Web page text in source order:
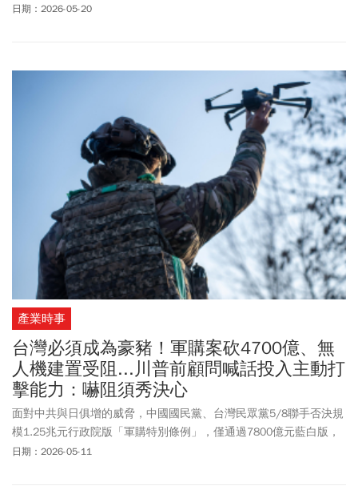
多元的產業動態。
日期：2026-05-20
產業時事
台灣必須成為豪豬！軍購案砍4700億、無
人機建置受阻...川普前顧問喊話投入主動打
擊能力：嚇阻須秀決心
面對中共與日俱增的威脅，中國國民黨、台灣民眾黨5/8聯手否決規
模1.25兆元行政院版「軍購特別條例」，僅通過7800億元藍白版，
砍掉的4700億元中，包括20餘萬架無人機等軍備建置經費。前美國
日期：2026-05-11